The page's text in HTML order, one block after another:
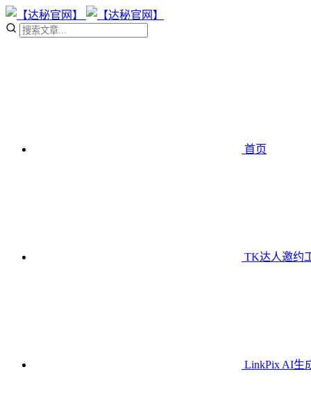
首页
TK达人邀约
LinkPix AI生